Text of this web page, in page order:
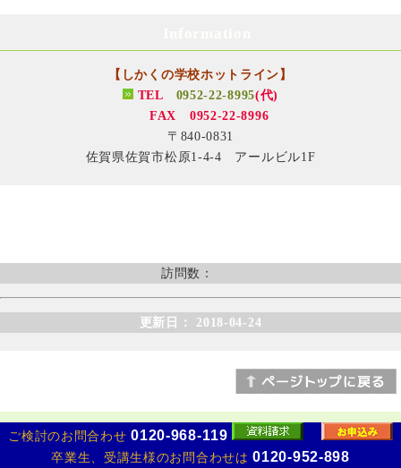
ご検討のお問合わせ0120-968-119
卒業生、受講生様のお問合わせは0120-952-898
【しかくの学校ホットライン】
TEL 0952-22-8995(代)
FAX 0952-22-8996
〒840-0831
佐賀県佐賀市松原1-4-4 アールビル1F
訪問数：
更新日： 2018-04-24
Copyright (C) 2017 HotLineWorld Co.,Ltd. All Rights Reserved.